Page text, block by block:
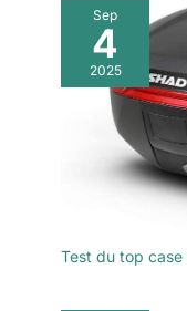
Sep
4
2025
Test du top